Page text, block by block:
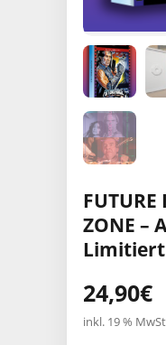
FUTURE
ZONE –
Limitiert
24,90€
inkl. 19 %